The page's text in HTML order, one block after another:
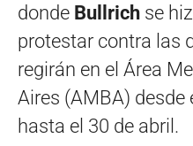
donde Bullrich se
protestar contra las
regirán en el Área
Aires (AMBA)
hasta el 30 de abril.